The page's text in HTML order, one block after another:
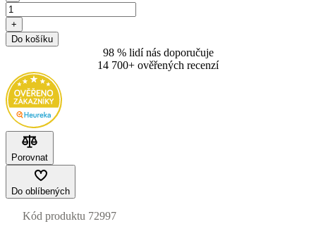
+
Do košíku
98 % lidí nás doporučuje
14 700+ ověřených recenzí
Porovnat
Do oblíbených
Kód produktu 72997